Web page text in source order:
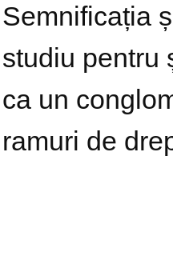
Semnificația
studiu pentru
ca un
ramuri de